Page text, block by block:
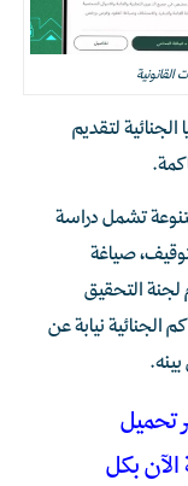
لتقديم
تشمل دراسة
صياغة
لجنة التحقيق
الجنائية نيابة عن
تحميل
الآن بكل